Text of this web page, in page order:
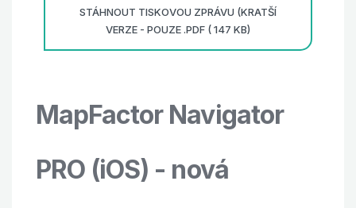
STÁHNOUT TISKOVOU ZPRÁVU (KRATŠÍ
VERZE - POUZE .PDF ( 147 KB)
MapFactor Navigator
PRO (iOS) - nová